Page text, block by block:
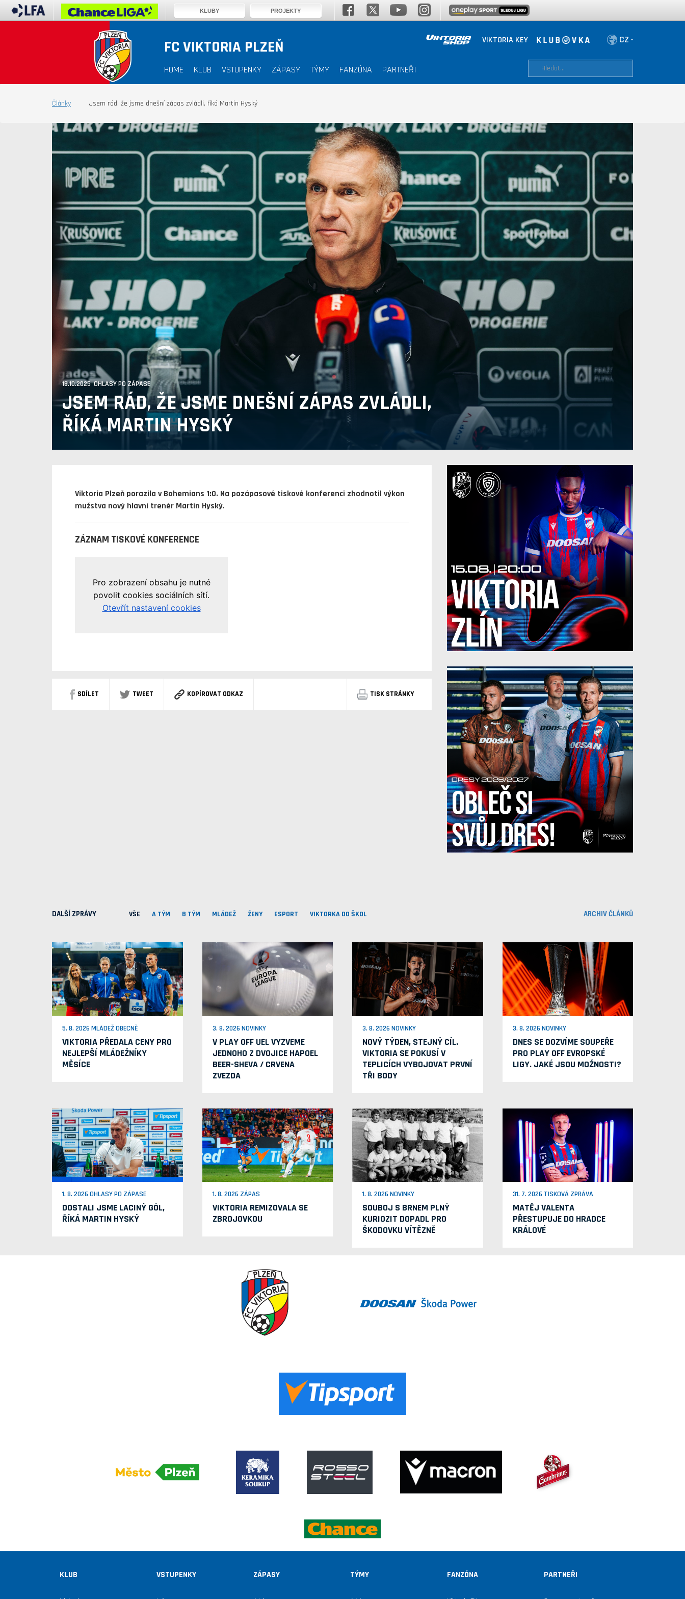
VIKTORIA KEY
FC VIKTORIA PLZEŇ
HOME KLUB VSTUPENKY ZÁPASY TÝMY FANZÓNA PARTNEŘI
Články Jsem rád, že jsme dnešní zápas zvládli, říká Martin Hyský
18.10.2025 OHLASY PO ZÁPASE
JSEM RÁD, ŽE JSME DNEŠNÍ ZÁPAS ZVLÁDLI,
ŘÍKÁ MARTIN HYSKÝ
Viktoria Plzeň porazila v Bohemians 1:0. Na pozápasové tiskové konferenci zhodnotil výkon
mužstva nový hlavní trenér Martin Hyský.
ZÁZNAM TISKOVÉ KONFERENCE
SDÍLET TWEET KOPÍROVAT ODKAZ TISK STRÁNKY
DALŠÍ ZPRÁVY VŠE A TÝM B TÝM MLÁDEŽ ŽENY ESPORT VIKTORKA DO ŠKOL ARCHIV ČLÁNKŮ
5. 8. 2026 MLÁDEŽ OBECNĚ
VIKTORIA PŘEDALA CENY PRO
NEJLEPŠÍ MLÁDEŽNÍKY
MĚSÍCE
3. 8. 2026 NOVINKY
V PLAY OFF UEL VYZVEME
JEDNOHO Z DVOJICE HAPOEL
BEER-SHEVA / CRVENA
ZVEZDA
3. 8. 2026 NOVINKY
NOVÝ TÝDEN, STEJNÝ CÍL.
VIKTORIA SE POKUSÍ V
TEPLICÍCH VYBOJOVAT PRVNÍ
TŘI BODY
3. 8. 2026 NOVINKY
DNES SE DOZVÍME SOUPEŘE
PRO PLAY OFF EVROPSKÉ
LIGY. JAKÉ JSOU MOŽNOSTI?
1. 8. 2026 OHLASY PO ZÁPASE
DOSTALI JSME LACINÝ GÓL,
ŘÍKÁ MARTIN HYSKÝ
1. 8. 2026 ZÁPAS
VIKTORIA REMIZOVALA SE
ZBROJOVKOU
1. 8. 2026 NOVINKY
SOUBOJ S BRNEM PLNÝ
KURIOZIT DOPADL PRO
ŠKODOVKU VÍTĚZNĚ
31. 7. 2026 TISKOVÁ ZPRÁVA
MATĚJ VALENTA
PŘESTUPUJE DO HRADCE
KRÁLOVÉ
KLUB VSTUPENKY ZÁPASY TÝMY FANZÓNA PARTNEŘI
KLUBY PROJEKTY